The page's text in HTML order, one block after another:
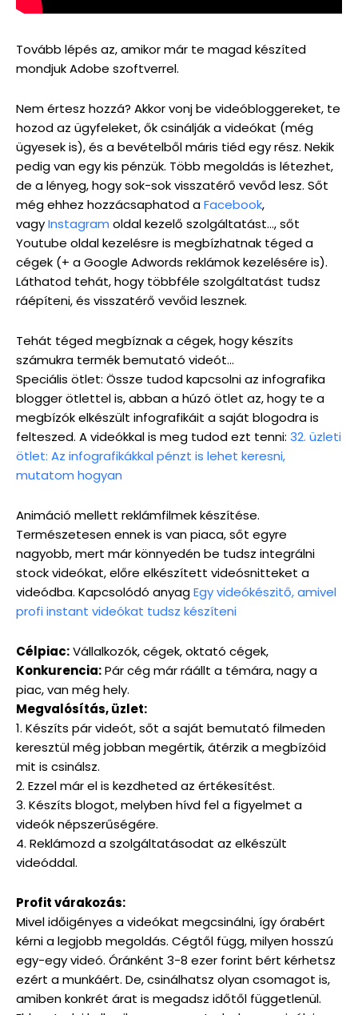
Tovább lépés az, amikor már te magad készíted
mondjuk Adobe szoftverrel.
Nem értesz hozzá? Akkor vonj be videóbloggereket, te
hozod az ügyfeleket, ők csinálják a videókat (még
ügyesek is), és a bevételből máris tiéd egy rész. Nekik
pedig van egy kis pénzük. Több megoldás is létezhet,
de a lényeg, hogy sok-sok visszatérő vevőd lesz. Sőt
még ehhez hozzácsaphatod aFacebook,
vagyInstagram oldal kezelő szolgáltatást…, sőt
Youtube oldal kezelésre is megbízhatnak téged a
cégek (+ a Google Adwords reklámok kezelésére is).
Láthatod tehát, hogy többféle szolgáltatást tudsz
ráépíteni, és visszatérő vevőid lesznek.
Tehát téged megbíznak a cégek, hogy készíts
számukra termék bemutató videót…
Speciális ötlet: Össze tudod kapcsolni az infografika
blogger ötlettel is, abban a húzó ötlet az, hogy te a
megbízók elkészült infografikáit a saját blogodra is
felteszed. A videókkal is meg tudod ezt tenni: 32. üzleti
ötlet: Az infografikákkal pénzt is lehet keresni,
mutatom hogyan
Animáció mellett reklámfilmek készítése.
Természetesen ennek is van piaca, sőt egyre
nagyobb, mert már könnyedén be tudsz integrálni
stock videókat, előre elkészített videósnitteket a
videódba. Kapcsolódó anyagEgy videókészitő, amivel
profi instant videókat tudsz készíteni
Célpiac:Vállalkozók, cégek, oktató cégek,
Konkurencia:Pár cég már ráállt a témára, nagy a
piac, van még hely.
Megvalósítás, üzlet:
1. Készíts pár videót, sőt a saját bemutató filmeden
keresztül még jobban megértik, átérzik a megbízóid
mit is csinálsz.
2. Ezzel már el is kezdheted az értékesítést.
3. Készíts blogot, melyben hívd fel a figyelmet a
videók népszerűségére.
4. Reklámozd a szolgáltatásodat az elkészült
videóddal.
Profit várakozás:
Mivel időigényes a videókat megcsinálni, így órabért
kérni a legjobb megoldás. Cégtől függ, milyen hosszú
egy-egy videó. Óránként 3-8 ezer forint bért kérhetsz
ezért a munkáért. De, csinálhatsz olyan csomagot is,
amiben konkrét árat is megadsz időtől függetlenül.